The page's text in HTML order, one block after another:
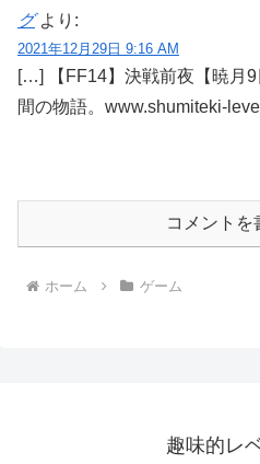
グ より:
2021年12月29日 9:16 AM
[…] 【FF14】決戦前夜【暁月
間の物語。www.shumiteki-
コメントを
ホーム ゲーム
趣味的レ